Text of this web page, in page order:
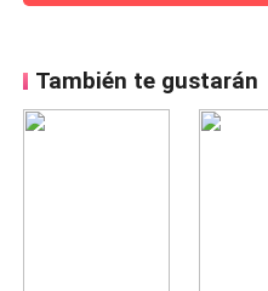
También te gustarán